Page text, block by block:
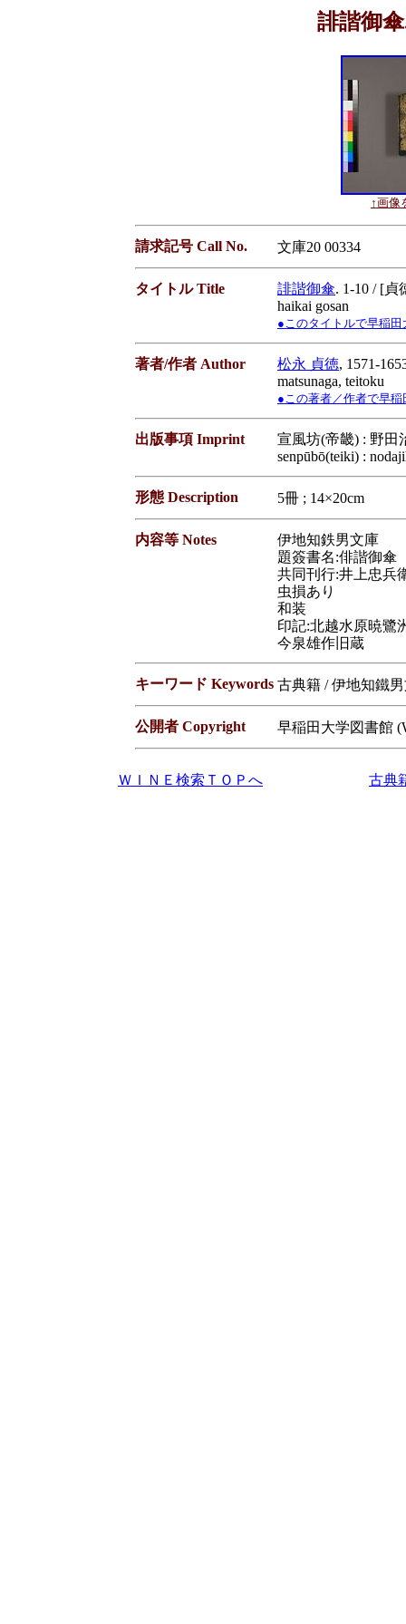
誹諧御
↑画像
請求記号 Call No. 文庫20 00334
タイトル Title 誹諧御傘. 1-10 / [貞
haikai gosan
●このタイトルで早稲田
著者/作者 Author 松永 貞徳, 1571-
matsunaga, teitoku
●この著者／作者で早稲
出版事項 Imprint
宣風坊(帝畿) : 野田
senpūbō(teiki) :
形態 Description 5冊 ; 14×20cm
内容等 Notes
伊地知鉄男文庫
題簽書名:俳諧御傘
共同刊行:井上忠兵
虫損あり
和装
印記:北越水原暁鷺
今泉雄作旧蔵
キーワード Keywords 古典籍 / 伊地知鐵
公開者 Copyright 早稲田大学図書館
ＷＩＮＥ検索ＴＯＰへ 古典